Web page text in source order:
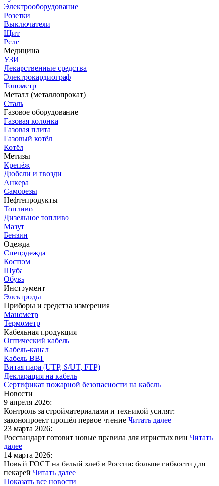
Электрооборудование
Розетки
Выключатели
Щит
Реле
Медицина
УЗИ
Лекарственные средства
Электрокардиограф
Тонометр
Металл (металлопрокат)
Сталь
Газовое оборудование
Газовая колонка
Газовая плита
Газовый котёл
Котёл
Метизы
Крепёж
Дюбели и гвозди
Анкера
Саморезы
Нефтепродукты
Топливо
Дизельное топливо
Мазут
Бензин
Одежда
Спецодежда
Костюм
Шуба
Обувь
Инструмент
Электроды
Приборы и средства измерения
Манометр
Термометр
Кабельная продукция
Оптический кабель
Кабель-канал
Кабель ВВГ
Витая пара (UTP, S/UT, FTP)
Декларация на кабель
Сертификат пожарной безопасности на кабель
Новости
9 апреля 2026:
Контроль за стройматериалами и техникой усилят:
законопроект прошёл первое чтение Читать далее
23 марта 2026:
Росстандарт готовит новые правила для игристых вин Читать
далее
14 марта 2026:
Новый ГОСТ на белый хлеб в России: больше гибкости для
пекарей Читать далее
Показать все новости